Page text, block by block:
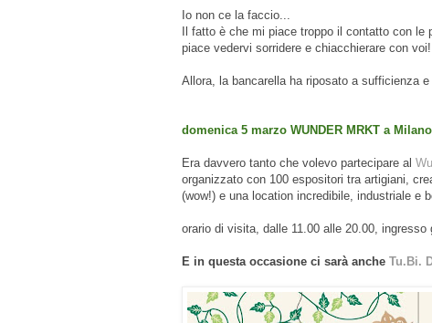
Io non ce la faccio...
Il fatto è che mi piace troppo il contatto con le
piace vedervi sorridere e chiacchierare con
Allora, la bancarella ha riposato a sufficienza
domenica 5 marzo WUNDER MRKT a
Era davvero tanto che volevo partecipare al
organizzato con 100 espositori tra artigiani,
(wow!) e una location incredibile, industriale e
orario di visita, dalle 11.00 alle 20.00, ingresso
E in questa occasione ci sarà anche Tu.Bi.